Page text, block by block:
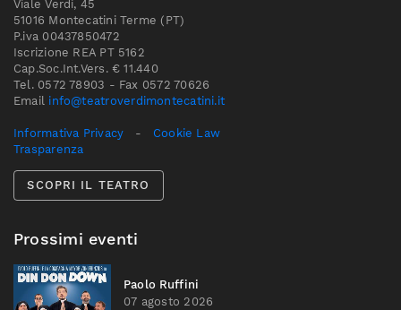
Viale Verdi, 45
51016 Montecatini Terme (PT)
P.iva 00437850472
Iscrizione REA PT 5162
Cap.Soc.Int.Vers. € 11.440
Tel. 0572 78903 - Fax 0572 70626
Email info@teatroverdimontecatini.it
Informativa Privacy - Cookie Law
Trasparenza
SCOPRI IL TEATRO
Prossimi eventi
Paolo Ruffini
07 agosto 2026